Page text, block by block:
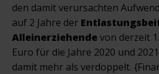
den damit verursachten
auf 2 Jahre der
Alleinerziehendevon derzeit
Euro für die Jahre 2020 und
damit mehr als verdoppelt.